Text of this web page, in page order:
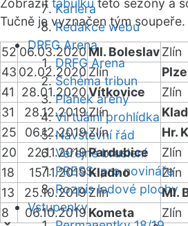
Kariéra
Redakce webu
DRFG Arena
DRFG Arena
Schéma tribun
Plánek areny
Virtuální prohlídka
Návštěvní řád
Veřejné bruslení
PRESS: pro novináře
Rozpis ledové plochy
Vstupenky
Zobrazit tabulku této sezóny a
Tučně je vyznačen tým soupeře.
52 06.03.2020Ml. BoleslavZlín
43 02.02.2020 Zlín
41
28.01.2020Vítkovice Zlín
31
28.12.2019Zlín
25
06.12.2019Zlín Hr.
20
22.11.2019Pardubice Zlín
18
15.11.2019Kladno Zlín
13
25.10.2019Zlín Ml.
8
06.10.2019Kometa Zlín